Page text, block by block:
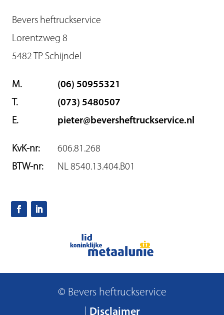
Bevers heftruckservice
Lorentzweg 8
5482 TP Schijndel
M.
(06) 50955321
T.
(073) 5480507
E.
pieter@beversheftruckservice.nl
KvK-nr:
606.81.268
BTW-nr:
NL 8540.13.404.B01
© Bevers heftruckservice
Disclaimer